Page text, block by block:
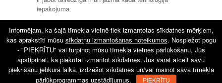
iepakojuma
Lasīt tālāk
Informējam, ka šajā tīmekļa vietnē tiek izmantotas sīkdatnes mērķiem,
kas aprakstīti mūsu sīkdatņu izmantošanas noteikumos. Nospiežot pogu
- "PIEKRĪTU" vai turpinot mūsu tīmekļa vietnes pārlūkošanu, Jūs
apstiprināt, ka piekrītat izmantot sīkdatnes. Jūs varat atcelt savu
piekrišanu jebkurā laikā, izdzēšot sīkdatnes un/vai mainot sava tīmekļa
pārlūkprogrammas uzstādījumus.
PIEKRĪTU